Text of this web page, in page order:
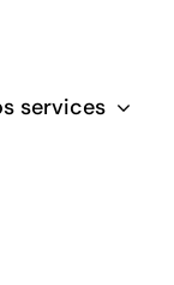
services